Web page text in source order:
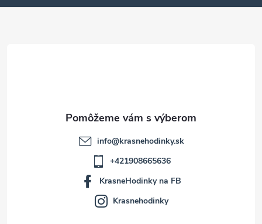
info@krasnehodinky.sk
+421908665636
KrasneHodinky na FB
Krasnehodinky